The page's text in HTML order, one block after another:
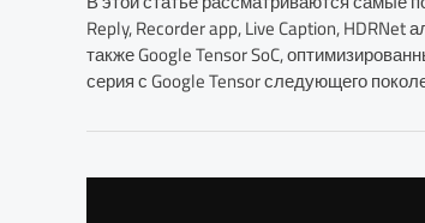
Reply, Recorder app, Live Caption,
также Google Tensor SoC,
серия с Google Tensor следующего